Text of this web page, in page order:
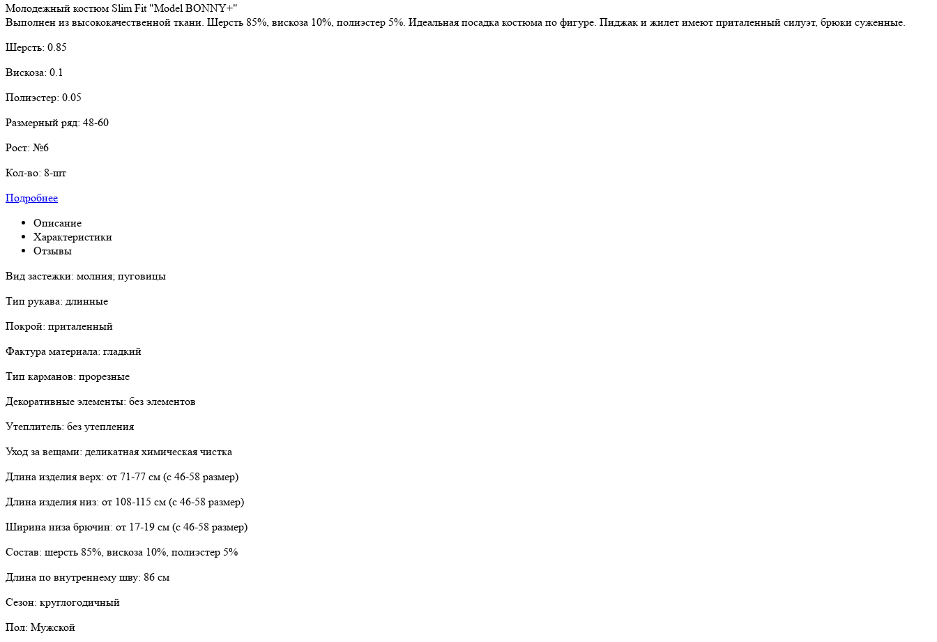
Молодежный костюм Slim Fit "Model BONNY+"
Выполнен из высококачественной ткани. Шерсть 85%, вискоза 10%, полиэстер 5%. Идеальная посадка костюма по фигуре. Пиджак и жилет имеют приталенный силуэт, брюки суженные.
Шерсть: 0.85
Вискоза: 0.1
Полиэстер: 0.05
Размерный ряд: 48-60
Рост: №6
Кол-во: 8-шт
Подробнее
Описание
Характеристики
Отзывы
Вид застежки: молния; пуговицы
Тип рукава: длинные
Покрой: приталенный
Фактура материала: гладкий
Тип карманов: прорезные
Декоративные элементы: без элементов
Утеплитель: без утепления
Уход за вещами: деликатная химическая чистка
Длина изделия верх: от 71-77 см (с 46-58 размер)
Длина изделия низ: от 108-115 см (с 46-58 размер)
Ширина низа брючин: от 17-19 см (с 46-58 размер)
Состав: шерсть 85%, вискоза 10%, полиэстер 5%
Длина по внутреннему шву: 86 см
Сезон: круглогодичный
Пол: Мужской